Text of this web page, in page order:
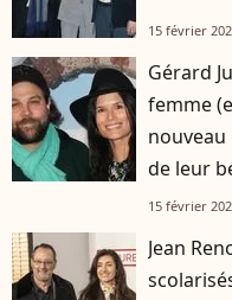
15 février
Gérard
femme
de leur
15 février
Jean